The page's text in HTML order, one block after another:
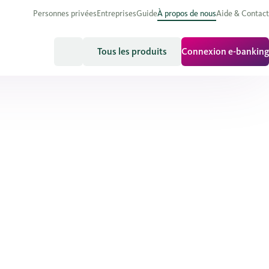
Personnes privéesEntreprisesGuideÀ propos de nousAide & Contact
Tous les produits Connexion e-banking